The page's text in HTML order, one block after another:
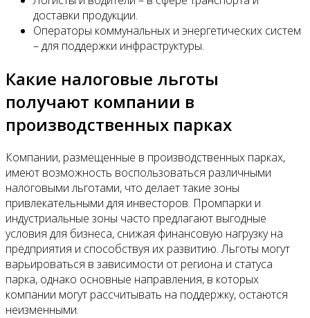
доставки продукции.
Операторы коммунальных и энергетических систем
– для поддержки инфраструктуры.
Какие налоговые льготы
получают компании в
производственных парках
Компании, размещенные в производственных парках,
имеют возможность воспользоваться различными
налоговыми льготами, что делает такие зоны
привлекательными для инвесторов. Промпарки и
индустриальные зоны часто предлагают выгодные
условия для бизнеса, снижая финансовую нагрузку на
предприятия и способствуя их развитию. Льготы могут
варьироваться в зависимости от региона и статуса
парка, однако основные направления, в которых
компании могут рассчитывать на поддержку, остаются
неизменными.